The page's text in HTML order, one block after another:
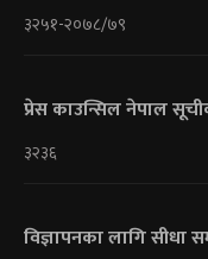
३२५१-२०७८/७९
प्रेस काउन्सिल नेपाल
३२३६
विज्ञापनका लागि सीधा